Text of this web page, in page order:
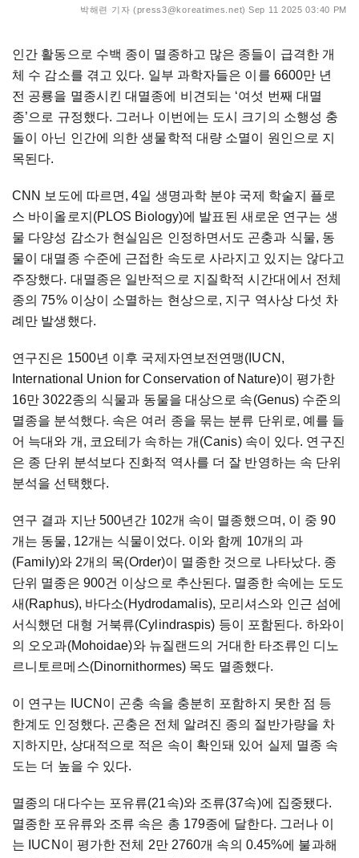
박해련 기자 (press3@koreatimes.net) Sep 11 2025 03:40 PM
인간 활동으로 수백 종이 멸종하고 많은 종들이 급격한 개
체 수 감소를 겪고 있다. 일부 과학자들은 이를 6600만 년
전 공룡을 멸종시킨 대멸종에 비견되는 ‘여섯 번째 대멸
종’으로 규정했다. 그러나 이번에는 도시 크기의 소행성 충
돌이 아닌 인간에 의한 생물학적 대량 소멸이 원인으로 지
목된다.
CNN 보도에 따르면, 4일 생명과학 분야 국제 학술지 플로
스 바이올로지(PLOS Biology)에 발표된 새로운 연구는 생
물 다양성 감소가 현실임은 인정하면서도 곤충과 식물, 동
물이 대멸종 수준에 근접한 속도로 사라지고 있지는 않다고
주장했다. 대멸종은 일반적으로 지질학적 시간대에서 전체
종의 75% 이상이 소멸하는 현상으로, 지구 역사상 다섯 차
례만 발생했다.
연구진은 1500년 이후 국제자연보전연맹(IUCN,
International Union for Conservation of Nature)이 평가한
16만 3022종의 식물과 동물을 대상으로 속(Genus) 수준의
멸종을 분석했다. 속은 여러 종을 묶는 분류 단위로, 예를 들
어 늑대와 개, 코요테가 속하는 개(Canis) 속이 있다. 연구진
은 종 단위 분석보다 진화적 역사를 더 잘 반영하는 속 단위
분석을 선택했다.
연구 결과 지난 500년간 102개 속이 멸종했으며, 이 중 90
개는 동물, 12개는 식물이었다. 이와 함께 10개의 과
(Family)와 2개의 목(Order)이 멸종한 것으로 나타났다. 종
단위 멸종은 900건 이상으로 추산된다. 멸종한 속에는 도도
새(Raphus), 바다소(Hydrodamalis), 모리셔스와 인근 섬에
서식했던 대형 거북류(Cylindraspis) 등이 포함된다. 하와이
의 오오과(Mohoidae)와 뉴질랜드의 거대한 타조류인 디노
르니토르메스(Dinornithormes) 목도 멸종했다.
이 연구는 IUCN이 곤충 속을 충분히 포함하지 못한 점 등
한계도 인정했다. 곤충은 전체 알려진 종의 절반가량을 차
지하지만, 상대적으로 적은 속이 확인돼 있어 실제 멸종 속
도는 더 높을 수 있다.
멸종의 대다수는 포유류(21속)와 조류(37속)에 집중됐다.
멸종한 포유류와 조류 속은 총 179종에 달한다. 그러나 이
는 IUCN이 평가한 전체 2만 2760개 속의 0.45%에 불과해